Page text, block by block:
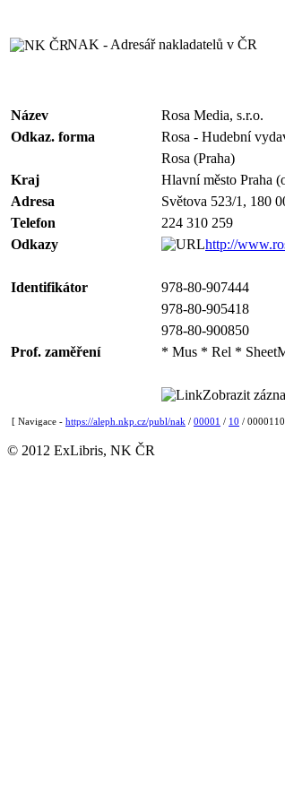
NAK - Adresář nakladatelů v ČR
Název
Rosa Media, s.r.o.
Odkaz. forma
Rosa - Hudební
Rosa (Praha)
Kraj
Hlavní město Praha
Adresa
Světova 523/1, 180
Telefon
224 310 259
Odkazy
http://
Identifikátor
978-80-907444
978-80-905418
978-80-900850
Prof. zaměření
* Mus * Rel *
Zobrazit
[ Navigace - https://aleph.nkp.cz/publ/nak / 00001 / 10 /
© 2012 ExLibris, NK ČR